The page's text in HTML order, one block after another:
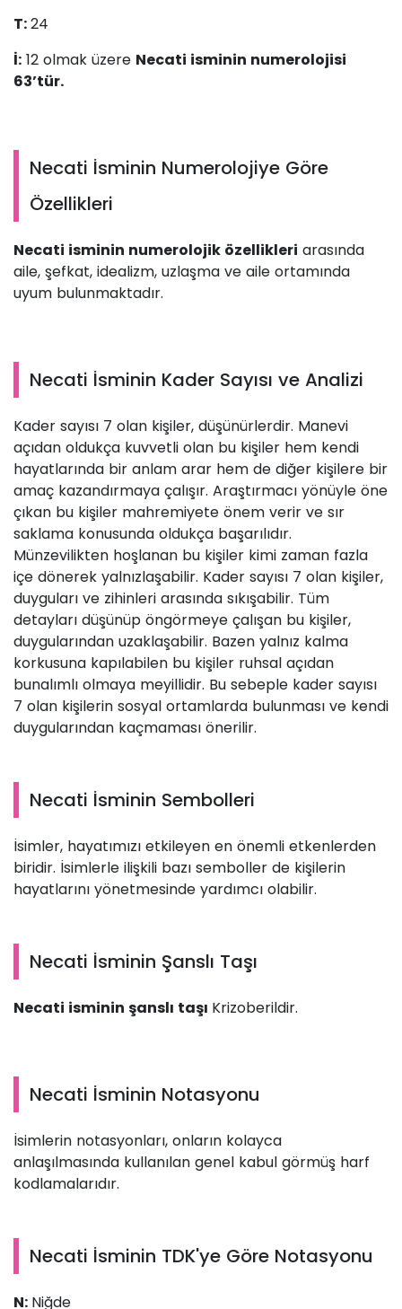
T:24
İ: 12 olmak üzere Necati isminin numerolojisi
63’tür.
Necati İsminin Numerolojiye Göre
Özellikleri
Necati isminin numerolojik özellikleri arasında
aile, şefkat, idealizm, uzlaşma ve aile ortamında
uyum bulunmaktadır.
Necati İsminin Kader Sayısı ve Analizi
Kader sayısı 7 olan kişiler, düşünürlerdir. Manevi
açıdan oldukça kuvvetli olan bu kişiler hem kendi
hayatlarında bir anlam arar hem de diğer kişilere bir
amaç kazandırmaya çalışır. Araştırmacı yönüyle öne
çıkan bu kişiler mahremiyete önem verir ve sır
saklama konusunda oldukça başarılıdır.
Münzevilikten hoşlanan bu kişiler kimi zaman fazla
içe dönerek yalnızlaşabilir. Kader sayısı 7 olan kişiler,
duyguları ve zihinleri arasında sıkışabilir. Tüm
detayları düşünüp öngörmeye çalışan bu kişiler,
duygularından uzaklaşabilir. Bazen yalnız kalma
korkusuna kapılabilen bu kişiler ruhsal açıdan
bunalımlı olmaya meyillidir. Bu sebeple kader sayısı
7 olan kişilerin sosyal ortamlarda bulunması ve kendi
duygularından kaçmaması önerilir.
Necati İsminin Sembolleri
İsimler, hayatımızı etkileyen en önemli etkenlerden
biridir. İsimlerle ilişkili bazı semboller de kişilerin
hayatlarını yönetmesinde yardımcı olabilir.
Necati İsminin Şanslı Taşı
Necati isminin şanslı taşı Krizoberildir.
Necati İsminin Notasyonu
İsimlerin notasyonları, onların kolayca
anlaşılmasında kullanılan genel kabul görmüş harf
kodlamalarıdır.
Necati İsminin TDK'ye Göre Notasyonu
N: Niğde